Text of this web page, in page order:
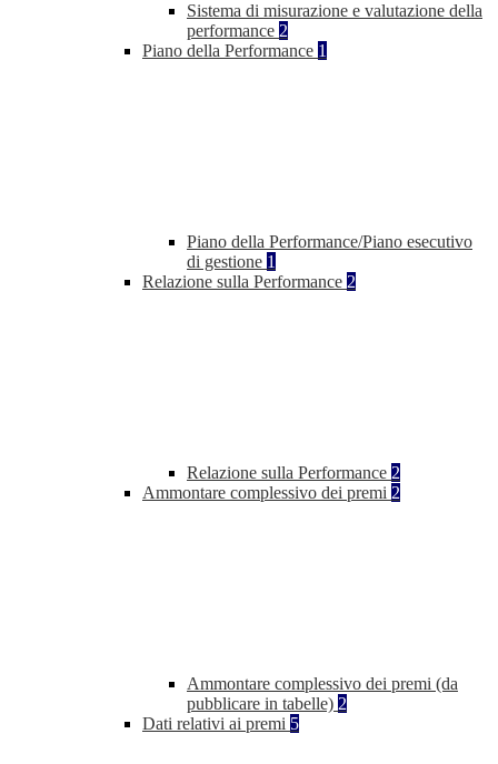
Sistema di misurazione e valutazione della
performance 2
Piano della Performance 1
Piano della Performance/Piano esecutivo
di gestione 1
Relazione sulla Performance 2
Relazione sulla Performance 2
Ammontare complessivo dei premi 2
Ammontare complessivo dei premi (da
pubblicare in tabelle) 2
Dati relativi ai premi 5